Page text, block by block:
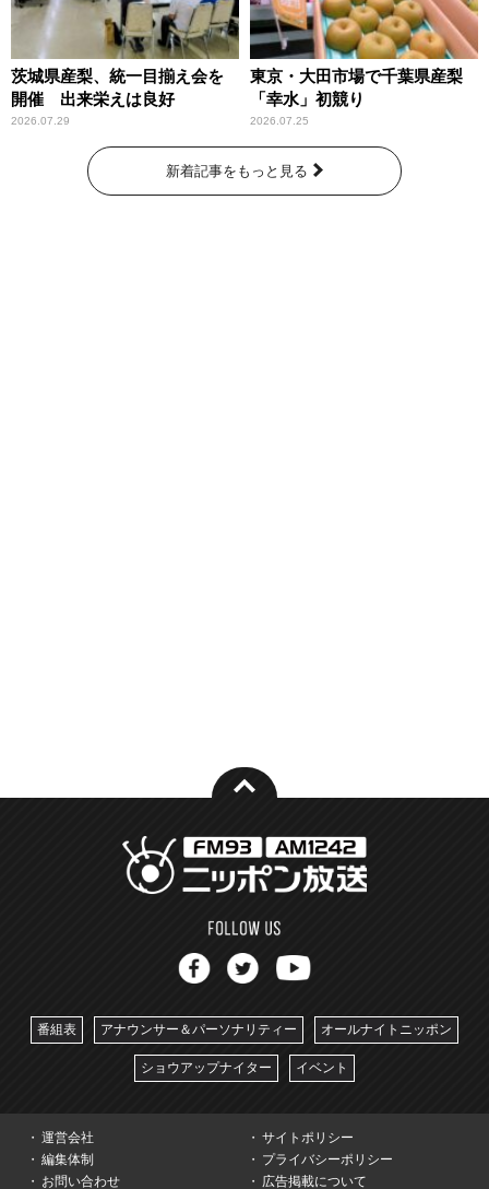
茨城県産梨、統一目揃え会を
開催 出来栄えは良好
2026.07.29
東京・大田市場で千葉県産梨
「幸水」初競り
2026.07.25
新着記事をもっと見る
番組表 アナウンサー＆パーソナリティー オールナイトニッポン
ショウアップナイター イベント
運営会社
サイトポリシー
編集体制
プライバシーポリシー
お問い合わせ
広告掲載について